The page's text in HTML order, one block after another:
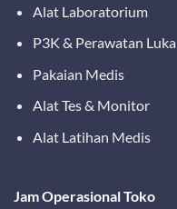
Alat Laboratorium
P3K & Perawatan Luka
Pakaian Medis
Alat Tes & Monitor
Alat Latihan Medis
Jam Operasional Toko